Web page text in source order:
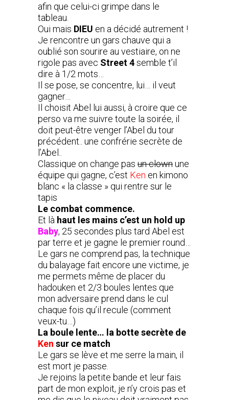
afin que celui-ci grimpe dans le
tableau.
Oui mais DIEU en a décidé autrement !
Je rencontre un gars chauve qui a
oublié son sourire au vestiaire, on ne
rigole pas avec Street 4semble t’il
dire à 1/2 mots…
Il se pose, se concentre, lui… il veut
gagner…
Il choisit Abel lui aussi, à croire que ce
perso va me suivre toute la soirée, il
doit peut-être venger l’Abel du tour
précédent.. une confrérie secrète de
l’Abel..
Classique on change pas un clownune
équipe qui gagne, c’est Ken en kimono
blanc « la classe » qui rentre sur le
tapis
Le combat commence.
Et là haut les mains c’est un hold up
Baby, 25 secondes plus tard Abel est
par terre et je gagne le premier round…
Le gars ne comprend pas, la technique
du balayage fait encore une victime, je
me permets même de placer du
hadouken et 2/3 boules lentes que
mon adversaire prend dans le cul
chaque fois qu’il recule (comment
veux-tu…)
La boule lente… la botte secrète de
Ken sur ce match
Le gars se lève et me serre la main, il
est mort je passe.
Je rejoins la petite bande et leur fais
part de mon exploit, je n’y crois pas et